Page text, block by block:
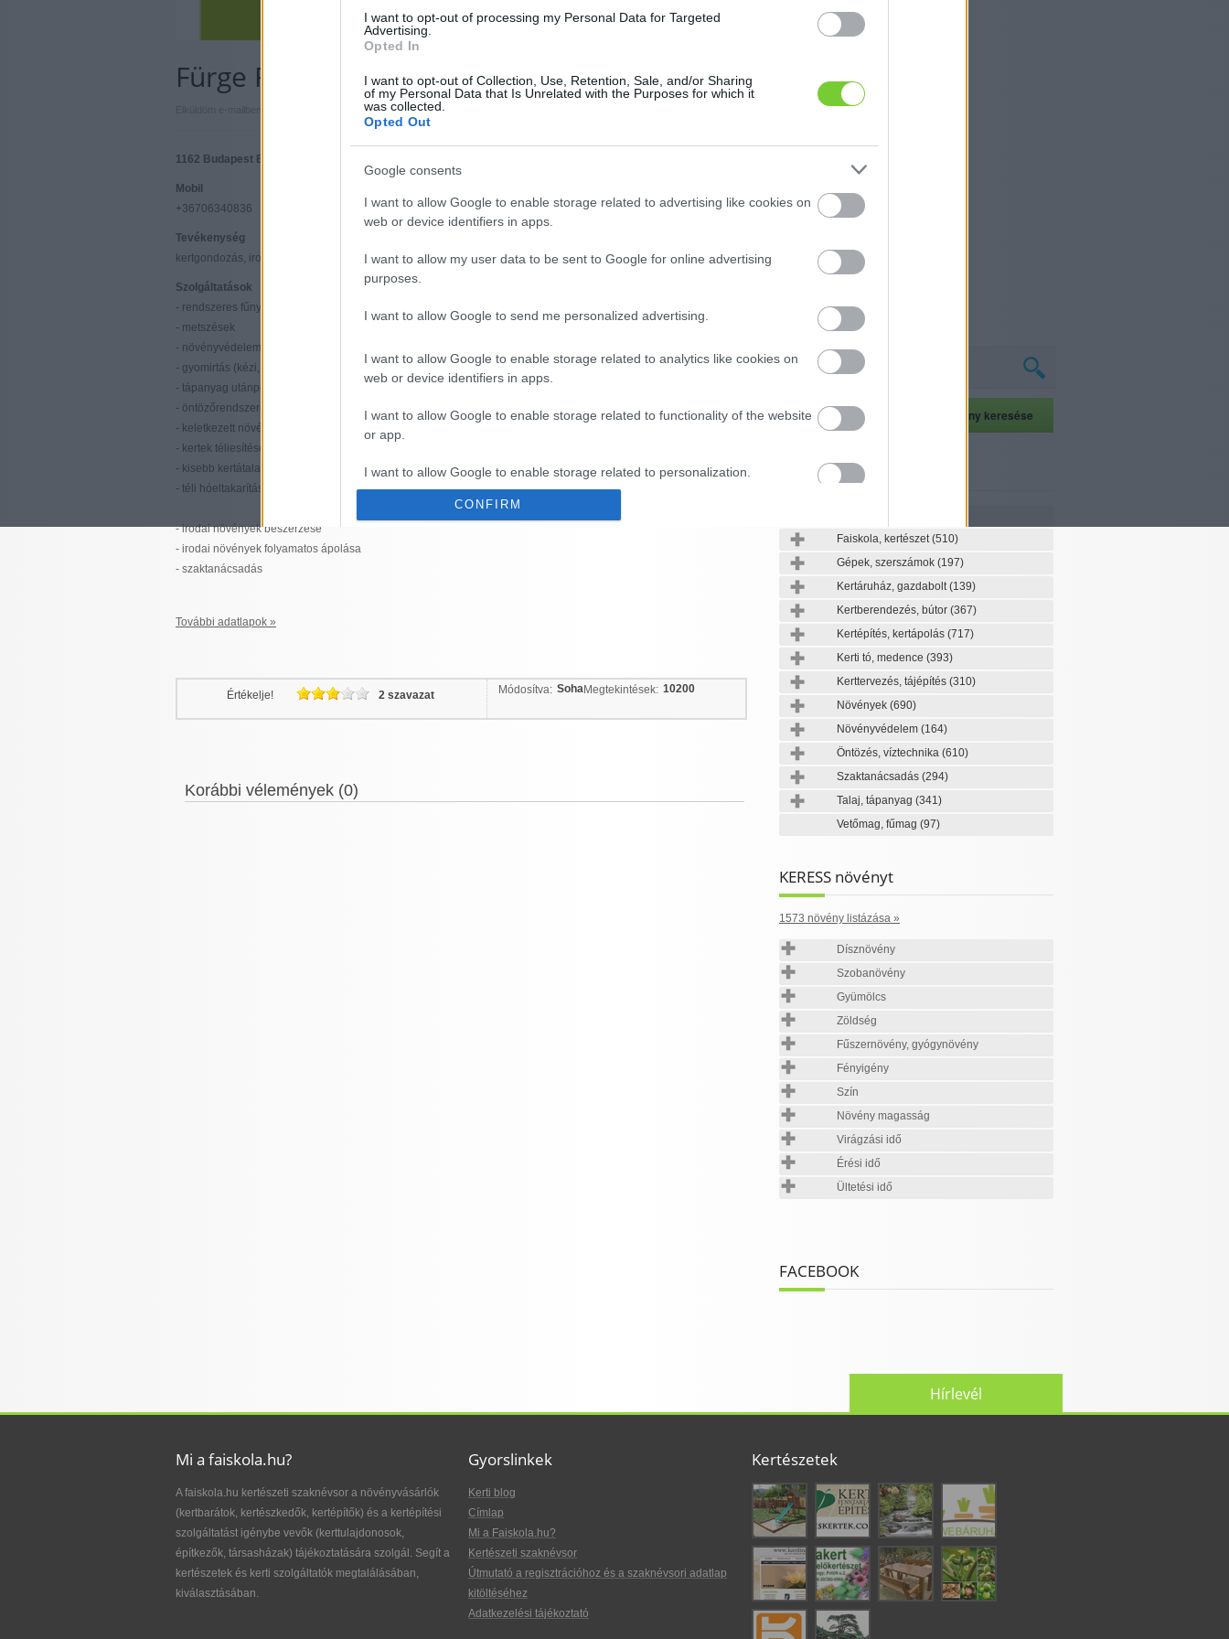
I want to opt-out of processing my Personal Data for Targeted
Advertising.
Opted In
I want to opt-out of Collection, Use, Retention, Sale, and/or Sharing
of my Personal Data that Is Unrelated with the Purposes for which it
was collected.
Opted Out
Google consents
I want to allow Google to enable storage related to advertising like cookies on
web or device identifiers in apps.
I want to allow my user data to be sent to Google for online advertising
purposes.
I want to allow Google to send me personalized advertising.
I want to allow Google to enable storage related to analytics like cookies on
web or device identifiers in apps.
I want to allow Google to enable storage related to functionality of the website
or app.
I want to allow Google to enable storage related to personalization.
authentication functionality and fraud prevention, and other user protection.
CONFIRM
Fürge Füge Kft.
Hibát jelentek
1162 Budapest Budapest
Mobil
+36706340836
e-mail küldése...
Tevékenység
kertgondozás, irodai növényápolás
Szolgáltatások
- rendszeres fűnyírás, gyepszellőztetés
- metszések
- növényvédelem
- gyomirtás (kézi, vegyszeres)
- tápanyag utánpótlás
- öntözőrendszerek karbantartása
- keletkezett növényi hulladék kezelése
- kertek téliesítése
- kisebb kertátalakítások
- téli hóeltakarítás
- irodai növények beszerzése
- irodai növények folyamatos ápolása
- szaktanácsadás
További adatlapok »
Értékelje! 2 szavazat Módosítva: SohaMegtekintések: 10200
Korábbi vélemények (0)
Kertészeti szaknévsor
Faiskola, kertészet(510)
Gépek, szerszámok (197)
Kertáruház, gazdabolt(139)
Kertberendezés, bútor (367)
Kertépítés, kertápolás (717)
Kerti tó, medence (393)
Kerttervezés, tájépítés (310)
Növények (690)
Növényvédelem (164)
Öntözés, víztechnika (610)
Szaktanácsadás (294)
Talaj, tápanyag (341)
Vetőmag, fűmag (97)
KERESS növényt
1573 növény listázása »
Dísznövény
Szobanövény
Gyümölcs
Zöldség
Fűszernövény, gyógynövény
Fényigény
Szín
Növény magasság
Virágzási idő
Érési idő
Ültetési idő
FACEBOOK
Hírlevél
Mi a faiskola.hu?
A faiskola.hu kertészeti szaknévsor a növényvásárlók
(kertbarátok, kertészkedők, kertépítők) és a kertépítési
szolgáltatást igénybe vevők (kerttulajdonosok,
építkezők, társasházak) tájékoztatására szolgál. Segít a
kertészetek és kerti szolgáltatók megtalálásában,
kiválasztásában.
Gyorslinkek
Kerti blog
Címlap
Mi a Faiskola.hu?
Kertészeti szaknévsor
Útmutató a regisztrációhoz és a szaknévsori adatlap
kitöltéséhez
Adatkezelési tájékoztató
Kertészetek